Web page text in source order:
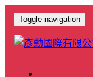
Toggle navigation